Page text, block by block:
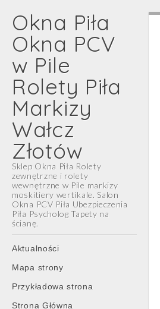
Okna Piła
Okna PCV
w Pile
Rolety Piła
Markizy
Wałcz
Złotów
Sklep Okna Piła Rolety
zewnętrzne i rolety
wewnętrzne w Pile markizy
moskitiery wertikale. Salon
Okna PCV Piła Ubezpieczenia
Piła Psycholog Tapety na
ścianę.
Main
menu
Skip
content
Aktualności
Mapa strony
Przykładowa strona
Strona Główna